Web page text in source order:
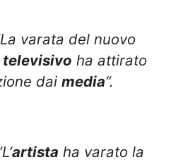
varata del nuovo
televisivo ha attirato
dai media“.
artista ha varato la